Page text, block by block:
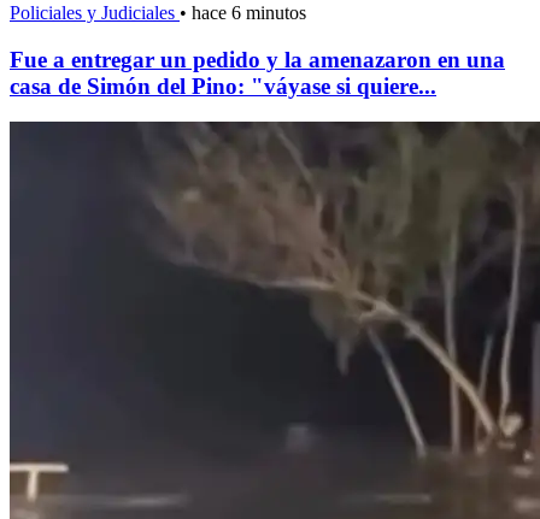
Policiales y Judiciales • hace 6 minutos
Fue a entregar un pedido y la amenazaron en una
casa de Simón del Pino: "váyase si quiere...